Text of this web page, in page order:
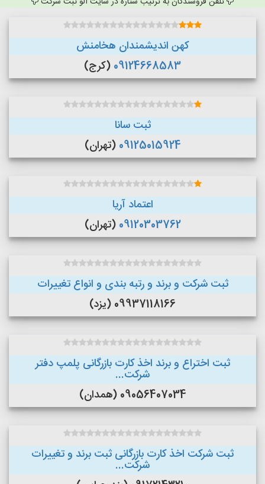
کهن اندیشمندان هخامنش
09124668583 (کرج)
ثبت سانا
09125015924 (تهران)
اعتماد آریا
09120303762 (تهران)
ثبت شرکت و برند و رتبه بندی و انواع تغییرات
09937118166 (یزد)
ثبت اختراع و برند اخذ کارت بازرگانی پلمپ دفتر
شرکت...
09056407034 (همدان)
ثبت شرکت اخذ کارت بازرگانی ثبت برند و تغییرات
شرکت...